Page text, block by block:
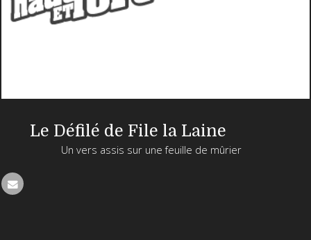
Le Défilé de File la Laine
Un vers assis sur une feuille de mûrier